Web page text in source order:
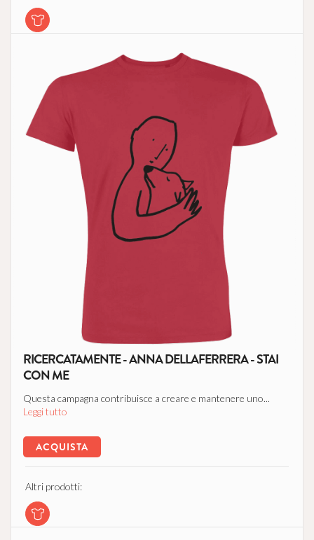
RICERCATAMENTE - ANNA DELLAFERRERA - STAI
CON ME
Questa campagna contribuisce a creare e mantenere uno...
Leggi tutto
ACQUISTA
Altri prodotti: